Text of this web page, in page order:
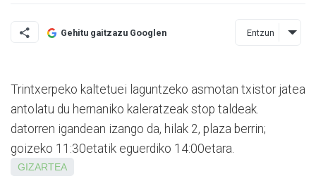
Gehitu gaitzazu Googlen Entzun
Trintxerpeko kaltetuei laguntzeko asmotan txistor jatea
antolatu du hernaniko kaleratzeak stop taldeak.
datorren igandean izango da, hilak 2, plaza berrin;
goizeko 11:30etatik eguerdiko 14:00etara.
GIZARTEA